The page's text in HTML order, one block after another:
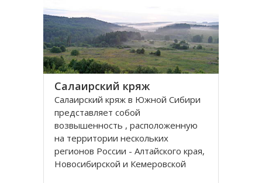
Новосибирской областей
Салаирский кряж
Салаирский кряж в Южной Сибири
представляет собой
возвышенность , расположенную
на территории нескольких
регионов России - Алтайского края,
Новосибирской и Кемеровской